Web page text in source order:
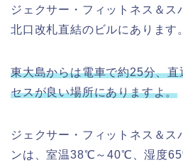
ジェクサー・フィットネス＆ス
北口改札直結のビルにあります。
東大島からは電車で約25分、
セスが良い場所にありますよ。
ジェクサー・フィットネス＆ス
ンは、室温38℃～40℃、湿度